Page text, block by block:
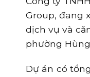
Group, đang
dịch vụ và
phường
Dự án có